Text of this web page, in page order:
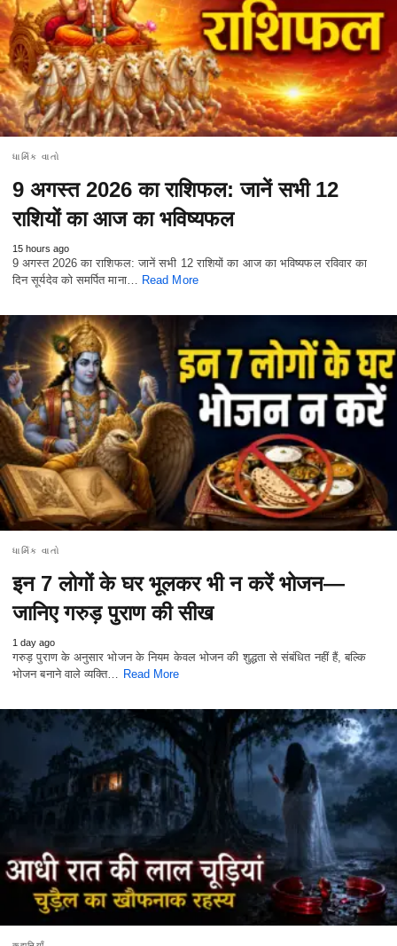
ધાર્મિક વાતો
9 अगस्त 2026 का राशिफल: जानें सभी 12
राशियों का आज का भविष्यफल
15 hours ago
9 अगस्त 2026 का राशिफल: जानें सभी 12 राशियों का आज का भविष्यफल रविवार का
दिन सूर्यदेव को समर्पित माना…
Read More
ધાર્મિક વાતો
इन 7 लोगों के घर भूलकर भी न करें भोजन—
जानिए गरुड़ पुराण की सीख
1 day ago
गरुड़ पुराण के अनुसार भोजन के नियम केवल भोजन की शुद्धता से संबंधित नहीं हैं, बल्कि
भोजन बनाने वाले व्यक्ति… Read More